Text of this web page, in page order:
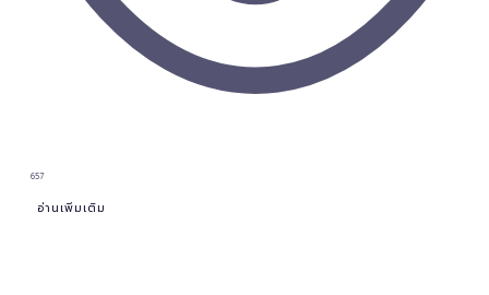
657
อ่านเพิ่มเติม